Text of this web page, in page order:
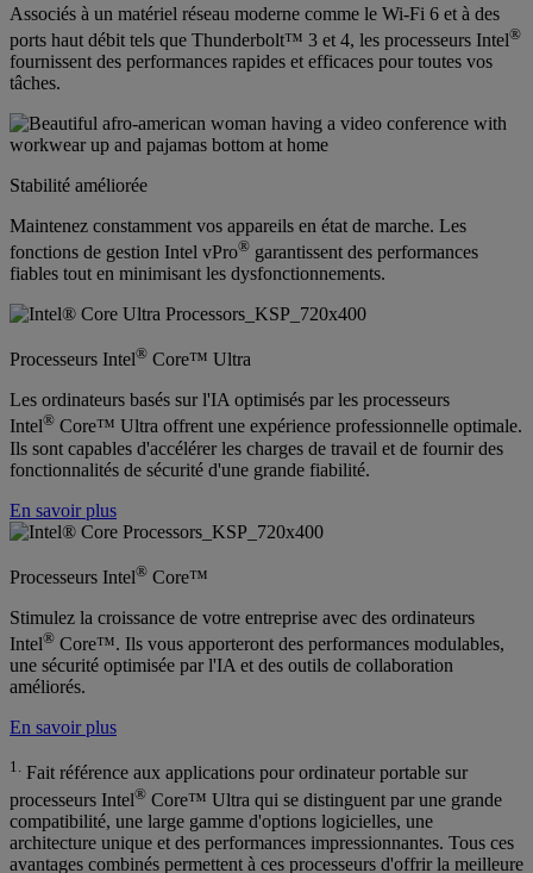
Associés à un matériel réseau moderne comme le Wi-Fi 6 et à des
ports haut débit tels que Thunderbolt™ 3 et 4, les processeurs Intel®
fournissent des performances rapides et efficaces pour toutes vos
tâches.
Stabilité améliorée
Maintenez constamment vos appareils en état de marche. Les
fonctions de gestion Intel vPro® garantissent des performances
fiables tout en minimisant les dysfonctionnements.
Processeurs Intel® Core™ Ultra
Les ordinateurs basés sur l'IA optimisés par les processeurs
Intel® Core™ Ultra offrent une expérience professionnelle optimale.
Ils sont capables d'accélérer les charges de travail et de fournir des
fonctionnalités de sécurité d'une grande fiabilité.
En savoir plus
Processeurs Intel® Core™
Stimulez la croissance de votre entreprise avec des ordinateurs
Intel® Core™. Ils vous apporteront des performances modulables,
une sécurité optimisée par l'IA et des outils de collaboration
améliorés.
En savoir plus
1. Fait référence aux applications pour ordinateur portable sur
processeurs Intel® Core™ Ultra qui se distinguent par une grande
compatibilité, une large gamme d'options logicielles, une
architecture unique et des performances impressionnantes. Tous ces
avantages combinés permettent à ces processeurs d'offrir la meilleure